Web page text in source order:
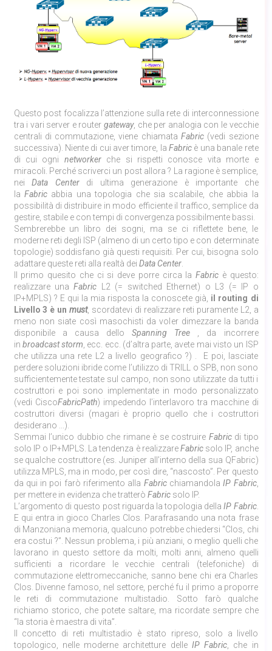
Questo post focalizza l’attenzione sulla rete di interconnessione
tra i vari server e router gateway, che per analogia con le vecchie
centrali di commutazione, viene chiamata Fabric(vedi sezione
successiva). Niente di cui aver timore, laFabric è una banale rete
di cui ogni networkerche si rispetti conosce vita morte e
miracoli. Perché scriverci un post allora ? La ragione è semplice,
nei Data Centerdi ultima generazione è importante che
la Fabricabbia una topologia che sia scalabile, che abbia la
possibilità di distribuire in modo efficiente il traffico, semplice da
gestire, stabile e con tempi di convergenza possibilmente bassi.
Sembrerebbe un libro dei sogni, ma se ci riflettete bene, le
moderne reti degli ISP (almeno di un certo tipo e con determinate
topologie) soddisfano già questi requisiti. Per cui, bisogna solo
adattare queste reti alla realtà dei Data Center.
Il primo quesito che ci si deve porre circa la Fabric è questo:
realizzare unaFabric L2 (= switched Ethernet) o L3 (= IP o
IP+MPLS) ? E qui la mia risposta la conoscete già, il routing di
Livello 3 è unmust, scordatevi di realizzare reti puramente L2, a
meno non siate così masochisti da voler dimezzare la banda
disponibile a causa dello Spanning Tree , da incorrere
in broadcast storm , ecc. ecc. (d’altra parte, avete mai visto un ISP
che utilizza una rete L2 a livello geografico ?) . E poi, lasciate
perdere soluzioni ibride come l’utilizzo di TRILL o SPB, non sono
sufficientemente testate sul campo, non sono utilizzate da tutti i
costruttori e poi sono implementate in modo personalizzato
(vedi CiscoFabricPath) impedendo l’interlavoro tra macchine di
costruttori diversi (magari è proprio quello che i costruttori
desiderano ...).
Semmai l’unico dubbio che rimane è se costruire Fabricdi tipo
solo IP o IP+MPLS. La tendenza è realizzareFabricsolo IP, anche
se qualche costruttore (es. Juniper all’interno della sua QFabric)
utilizza MPLS, ma in modo, per così dire, “nascosto”. Per questo
da qui in poi farò riferimento alla FabricchiamandolaIP Fabric,
per mettere in evidenza che tratterò Fabricsolo IP.
L’argomento di questo post riguarda la topologia dellaIP Fabric.
E qui entra in gioco Charles Clos. Parafrasando una nota frase
di Manzoniana memoria, qualcuno potrebbe chiedersi “Clos, chi
era costui ?”. Nessun problema, i più anziani, o meglio quelli che
lavorano in questo settore da molti, molti anni, almeno quelli
sufficienti a ricordare le vecchie centrali (telefoniche) di
commutazione elettromeccaniche, sanno bene chi era Charles
Clos. Divenne famoso, nel settore, perché fu il primo a proporre
le reti di commutazione multistadio. Sotto farò qualche
richiamo storico, che potete saltare, ma ricordate sempre che
“la storia è maestra di vita”.
Il concetto di reti multistadio è stato ripreso, solo a livello
topologico, nelle moderne architetture delle IP Fabric , che in